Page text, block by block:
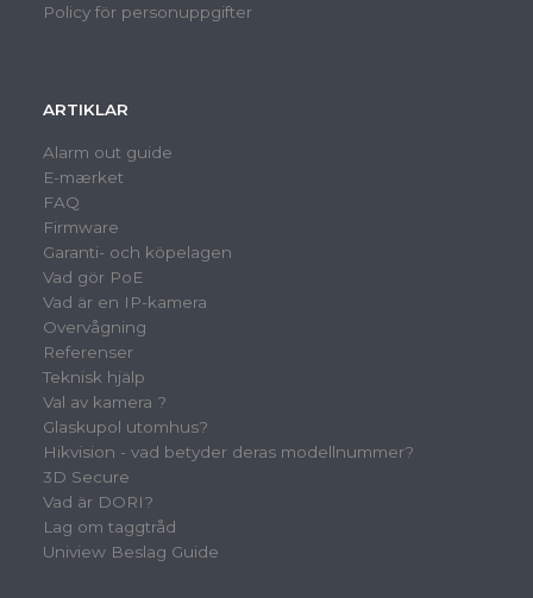
Policy för personuppgifter
ARTIKLAR
Alarm out guide
E-mærket
FAQ
Firmware
Garanti- och köpelagen
Vad gör PoE
Vad är en IP-kamera
Overvågning
Referenser
Teknisk hjälp
Val av kamera ?
Glaskupol utomhus?
Hikvision - vad betyder deras modellnummer?
3D Secure
Vad är DORI?
Lag om taggtråd
Uniview Beslag Guide